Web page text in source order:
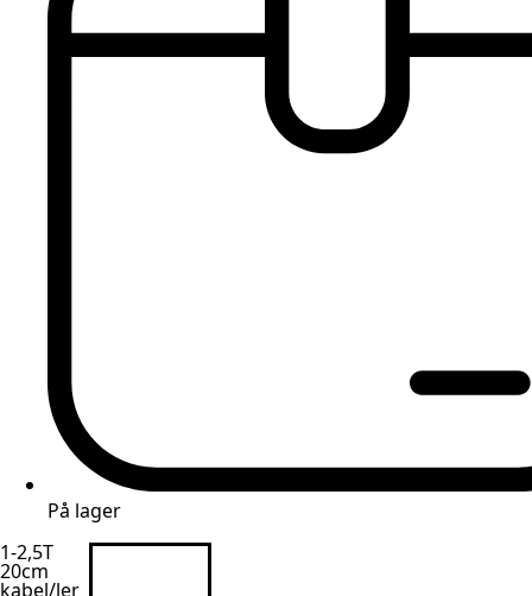
På lager
1-2,5T
20cm
kabel/ler